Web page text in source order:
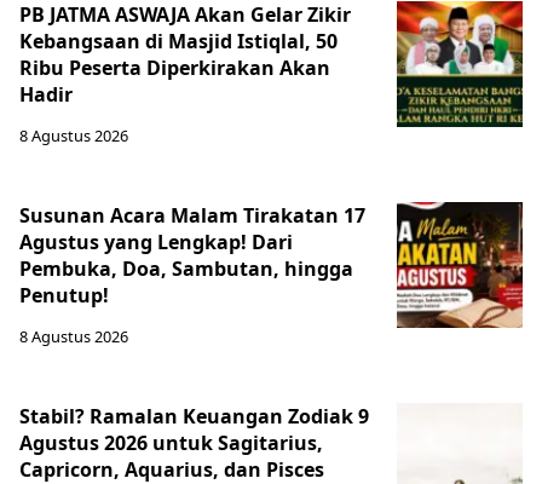
PB JATMA ASWAJA Akan Gelar Zikir
Kebangsaan di Masjid Istiqlal, 50
Ribu Peserta Diperkirakan Akan
Hadir
8 Agustus 2026
Susunan Acara Malam Tirakatan 17
Agustus yang Lengkap! Dari
Pembuka, Doa, Sambutan, hingga
Penutup!
8 Agustus 2026
Stabil? Ramalan Keuangan Zodiak 9
Agustus 2026 untuk Sagitarius,
Capricorn, Aquarius, dan Pisces